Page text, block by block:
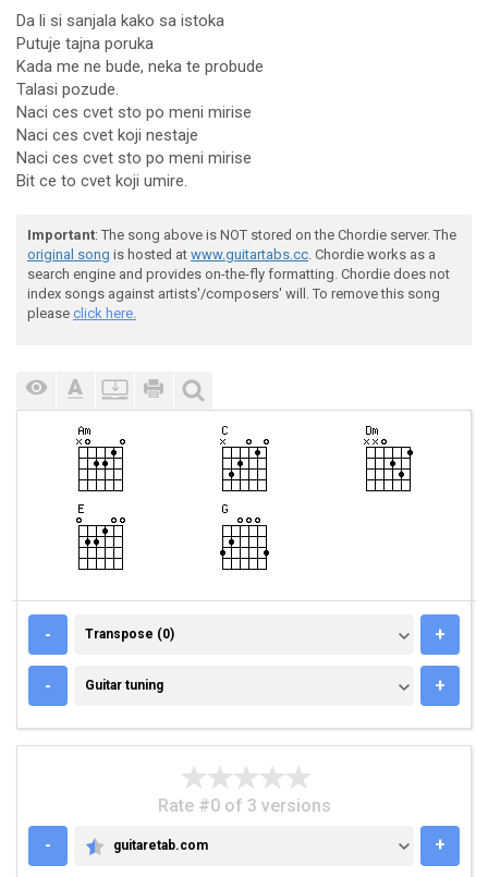
Da li si sanjala kako sa istoka
Putuje tajna poruka
Kada me ne bude, neka te probude
Talasi pozude.
Naci ces cvet sto po meni mirise
Naci ces cvet koji nestaje
Naci ces cvet sto po meni mirise
Bit ce to cvet koji umire.
Important: The song above is NOT stored on the Chordie server. The
original song is hosted at www.guitartabs.cc. Chordie works as a
search engine and provides on-the-fly formatting. Chordie does not
index songs against artists'/composers' will. To remove this song
please click here.
- TRANSPOSE (0)
Transpose (0) +
- GUITAR TUNING
Guitar tuning +
Rate #0 of 3 versions
-
GUITARETAB.COM
guitaretab.com +